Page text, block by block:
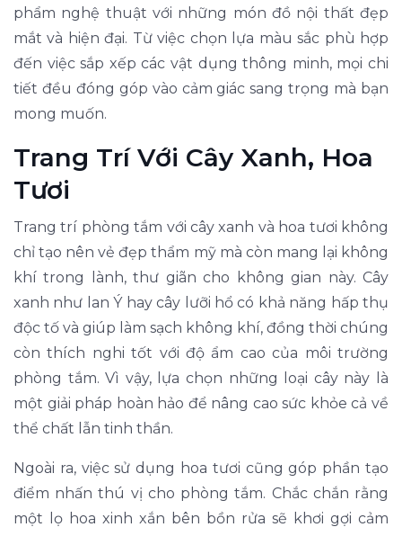
phẩm nghệ thuật với những món đồ nội thất đẹp
mắt và hiện đại. Từ việc chọn lựa màu sắc phù hợp
đến việc sắp xếp các vật dụng thông minh, mọi chi
tiết đều đóng góp vào cảm giác sang trọng mà bạn
mong muốn.
Trang Trí Với Cây Xanh, Hoa
Tươi
Trang trí phòng tắm với cây xanh và hoa tươi không
chỉ tạo nên vẻ đẹp thẩm mỹ mà còn mang lại không
khí trong lành, thư giãn cho không gian này. Cây
xanh như lan Ý hay cây lưỡi hổ có khả năng hấp thụ
độc tố và giúp làm sạch không khí, đồng thời chúng
còn thích nghi tốt với độ ẩm cao của môi trường
phòng tắm. Vì vậy, lựa chọn những loại cây này là
một giải pháp hoàn hảo để nâng cao sức khỏe cả về
thể chất lẫn tinh thần.
Ngoài ra, việc sử dụng hoa tươi cũng góp phần tạo
điểm nhấn thú vị cho phòng tắm. Chắc chắn rằng
một lọ hoa xinh xắn bên bồn rửa sẽ khơi gợi cảm